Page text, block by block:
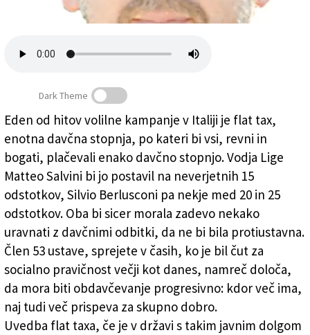
FLAT TAX - Otroci pa umirajo (Marko Marinčič)
Dark Theme
Eden od hitov volilne kampanje v Italiji je flat tax,
enotna davčna stopnja, po kateri bi vsi, revni in
bogati, plačevali enako davčno stopnjo. Vodja Lige
Matteo Salvini bi jo postavil na neverjetnih 15
odstotkov, Silvio Berlusconi pa nekje med 20 in 25
odstotkov. Oba bi sicer morala zadevo nekako
uravnati z davčnimi odbitki, da ne bi bila protiustavna.
Člen 53 ustave, sprejete v časih, ko je bil čut za
socialno pravičnost večji kot danes, namreč določa,
da mora biti obdavčevanje progresivno: kdor več ima,
naj tudi več prispeva za skupno dobro.
Uvedba flat taxa, če je v državi s takim javnim dolgom